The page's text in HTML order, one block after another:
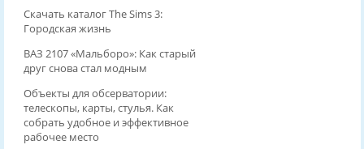
Скачать каталог The Sims 3:
Городская жизнь
ВАЗ 2107 «Мальборо»: Как старый
друг снова стал модным
Объекты для обсерватории:
телескопы, карты, стулья. Как
собрать удобное и эффективное
рабочее место